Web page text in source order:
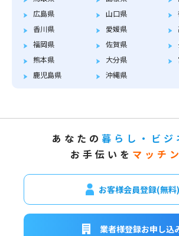
広島県
山口県
香川県
愛媛県
福岡県
佐賀県
熊本県
大分県
鹿児島県
沖縄県
あなたの 暮らし・ビジ
お手伝いを マッチ
お客様会員登録(無料)
業者様登録お申し込